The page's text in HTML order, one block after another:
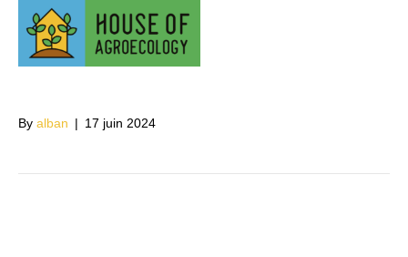
Festival
By alban | 17 juin 2024